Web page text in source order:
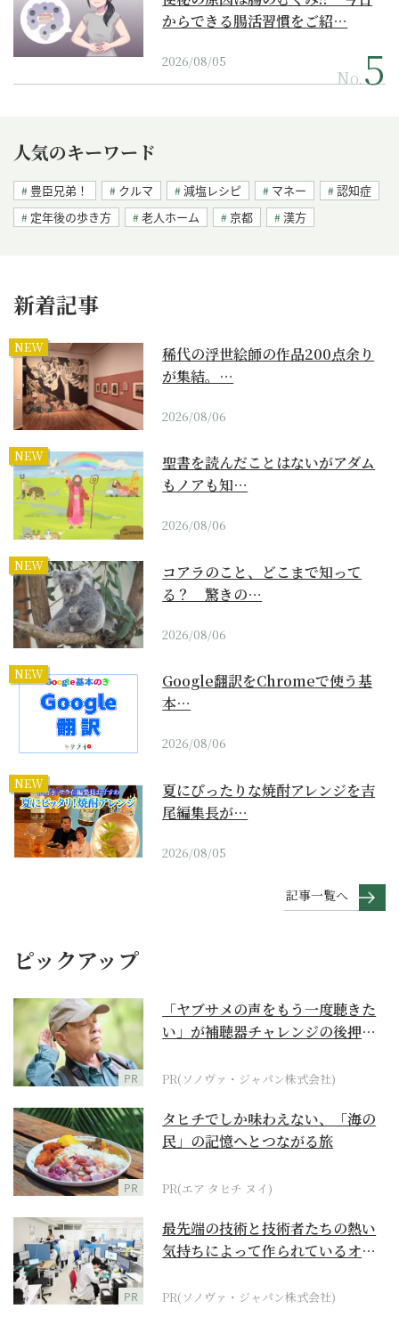
からできる腸活習慣をご紹…
2026/08/05
No.
人気のキーワード
豊臣兄弟！ クルマ 減塩レシピ マネー
認知症
定年後の歩き方
老人ホーム 京都 漢方
新着記事
NEW
稀代の浮世絵師の作品200点余り
が集結。…
2026/08/06
NEW
聖書を読んだことはないがアダム
もノアも知…
2026/08/06
NEW
コアラのこと、どこまで知って
る？ 驚きの…
2026/08/06
NEW
Google翻訳をChromeで使う基
本…
2026/08/06
NEW
夏にぴったりな焼酎アレンジを吉
尾編集長が…
2026/08/05
記事一覧へ
ピックアップ
PR
「ヤブサメの声をもう一度聴きた
い」が補聴器チャレンジの後押し
PR(ソノヴァ・ジャパン株式会社)
PR
タヒチでしか味わえない、「海の
民」の記憶へとつながる旅
PR(エア タヒチ ヌイ)
PR
最先端の技術と技術者たちの熱い
気持ちによって作られているオー
PR(ソノヴァ・ジャパン株式会社)